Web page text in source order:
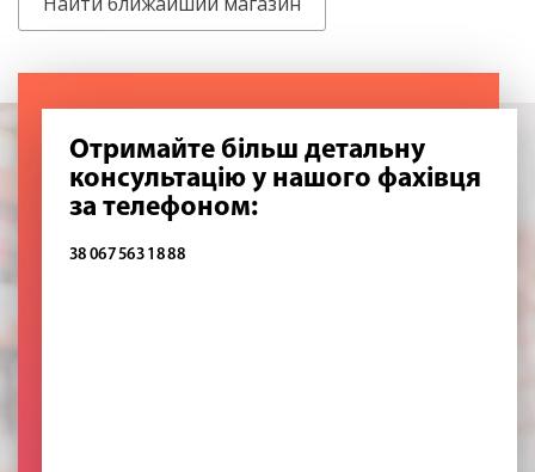
Отримайте більш детальну
консультацію у нашого фахівця
за телефоном:
38 067 563 18 88